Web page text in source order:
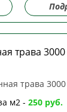
трава
м2 - 250 руб.